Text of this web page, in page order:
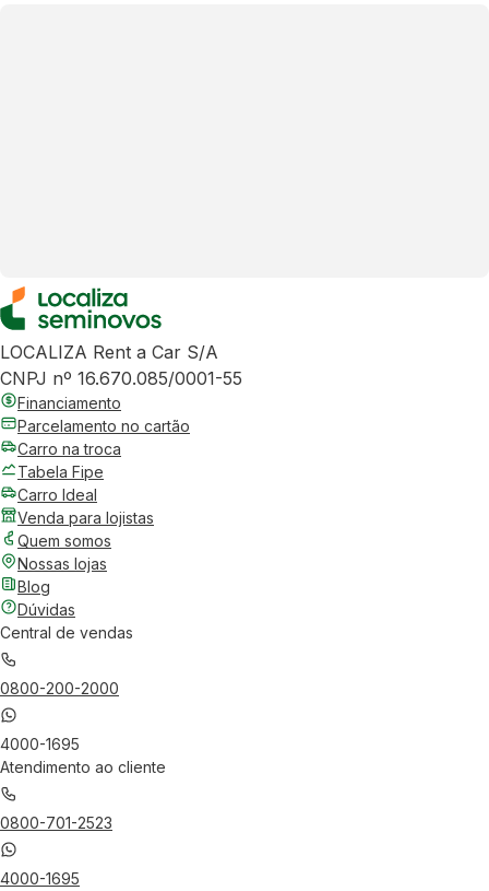
LOCALIZA Rent a Car S/A
CNPJ nº 16.670.085/0001-55
Financiamento
Parcelamento no cartão
Carro na troca
Tabela Fipe
Carro Ideal
Venda para lojistas
Quem somos
Nossas lojas
Blog
Dúvidas
Central de vendas
0800-200-2000
4000-1695
Atendimento ao cliente
0800-701-2523
4000-1695